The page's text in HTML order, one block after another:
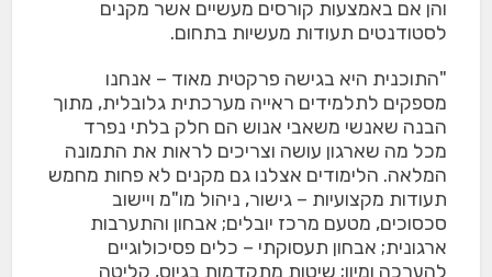
והן אם באמצעות קורסים מעשיים אשר מקנים
לסטודנטים תעודות מעשיות בתחום.
"התוכנית היא בגישה פרקטית מאוד – אנחנו
מספקים לתלמידים ראייה מערכתית גלובלית, מתוך
הבנה שאנשי משאבי אנוש הם חלק בלתי נפרד
מכל מה שארגון עושה וצריכים לראות את התמונה
המלאה. הלימודים אצלנו גם מקנים לא פחות מחמש
תעודות מקצועיות – גישור, ניהול מו"מ ויישוב
סכסוכים, מטעם מרכז יובלים; אבחון והתערבות
ארגונית; אבחון תעסוקתי – כלים פסיכולוגיים
להערכה ומיון; שיטות מתקדמות בגיוס, קליטה